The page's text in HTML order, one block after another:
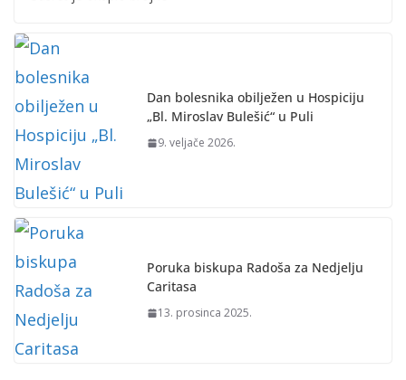
Dan bolesnika obilježen u Hospiciju
„Bl. Miroslav Bulešić“ u Puli
9. veljače 2026.
Poruka biskupa Radoša za Nedjelju
Caritasa
13. prosinca 2025.